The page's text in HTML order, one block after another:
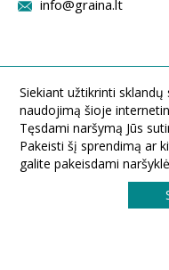
info@graina.lt
Siekiant užtikrinti
naudojimą šioje
Tęsdami naršymą Jūs
Pakeisti šį sprendimą ar
galite pakeisdami